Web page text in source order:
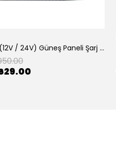
10 Amper (12V / 24V) Güneş Paneli Şarj Kontrol Cihazı